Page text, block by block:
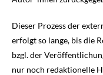
Dieser Prozess der
erfolgt so lange, bis die
bzgl. der
nur noch redaktionelle